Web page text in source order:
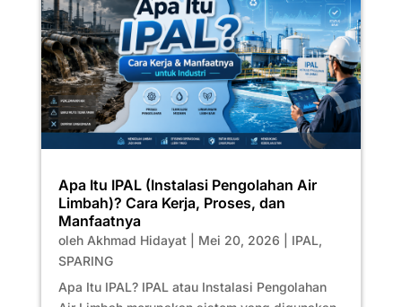
Apa Itu IPAL (Instalasi Pengolahan Air
Limbah)? Cara Kerja, Proses, dan
Manfaatnya
oleh Akhmad Hidayat| Mei 20, 2026 IPAL,
SPARING
Apa Itu IPAL? IPAL atau Instalasi Pengolahan